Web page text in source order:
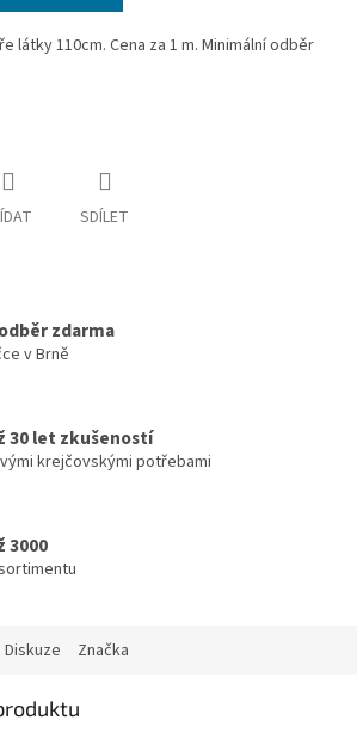
látky 110cm. Cena za 1 m. Minimální odběr
SDÍLET
zdarma
v Brně
30 let zkušeností
krejčovskými potřebami
3000
Diskuze Značka